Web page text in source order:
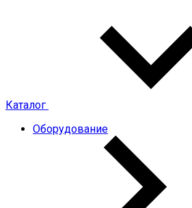
Каталог
Оборудование